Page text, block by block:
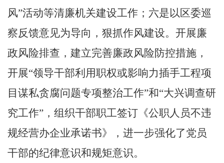
风”活动等清廉机关建设工作；六是以区委巡
察反馈意见为导向，狠抓作风建设。开展廉
政风险排查， 建立完善廉政风险防控措施，
开展“领导干部利用职权或影响力插手工程项
目谋私贪腐问题专项整治工作”和“大兴调查研
究工作” ，组织干部职工签订《公职人员不违
规经营办企业承诺书》，进一步强化了党员
干部的纪律意识和规矩意识。